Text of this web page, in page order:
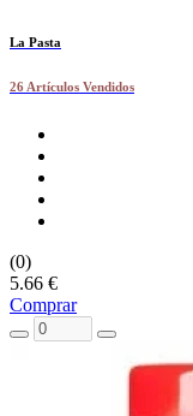
La Pasta
26 Artículos Vendidos
(0)
5.66 €
Comprar